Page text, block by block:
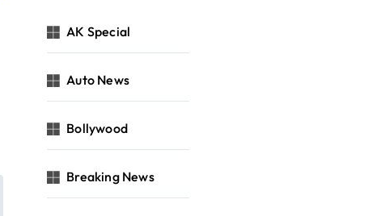
AK Special
Auto News
Bollywood
Breaking News